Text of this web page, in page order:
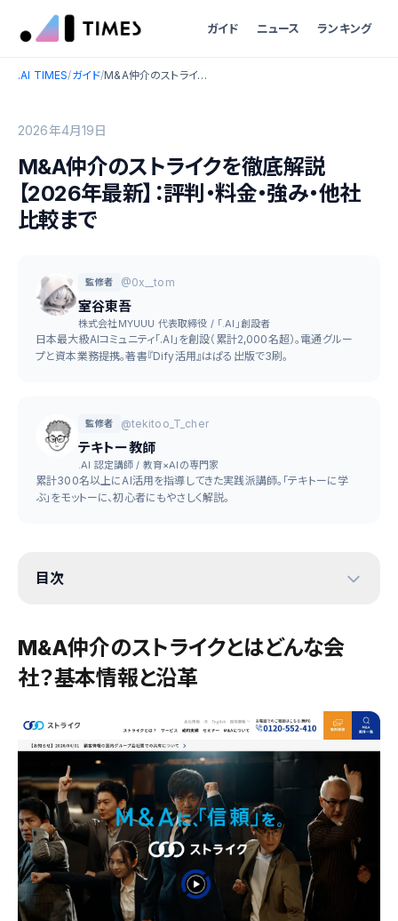
ガイド ニュース ランキング
.AI TIMES/ガイド/ M&A仲介のストライクを徹底解説【2026年最新】：評判・料金・強み・他社比較まで
2026年4月19日
M&A仲介のストライクを徹底解説
【2026年最新】：評判・料金・強み・他社
比較まで
監修者 @0x__tom
室谷東吾
株式会社MYUUU 代表取締役 / 「.AI」創設者
日本最大級AIコミュニティ「.AI」を創設（累計2,000名超）。電通グルー
プと資本業務提携。著書『Dify活用』はぱる出版で3刷。
監修者 @tekitoo_T_cher
テキトー教師
.AI 認定講師 / 教育×AIの専門家
累計300名以上にAI活用を指導してきた実践派講師。「テキトーに学
ぶ」をモットーに、初心者にもやさしく解説。
目次
M&A仲介のストライクとはどんな会
社？基本情報と沿革